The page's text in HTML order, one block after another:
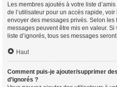
Les membres ajoutés à votre liste
de l’utilisateur pour un accès rapide,
envoyer des messages privés. Selon
messages peuvent être mis en valeur.
liste d’ignorés, tous ses messages
Haut
Comment puis-je ajouter/supprimer
d’ignorés ?